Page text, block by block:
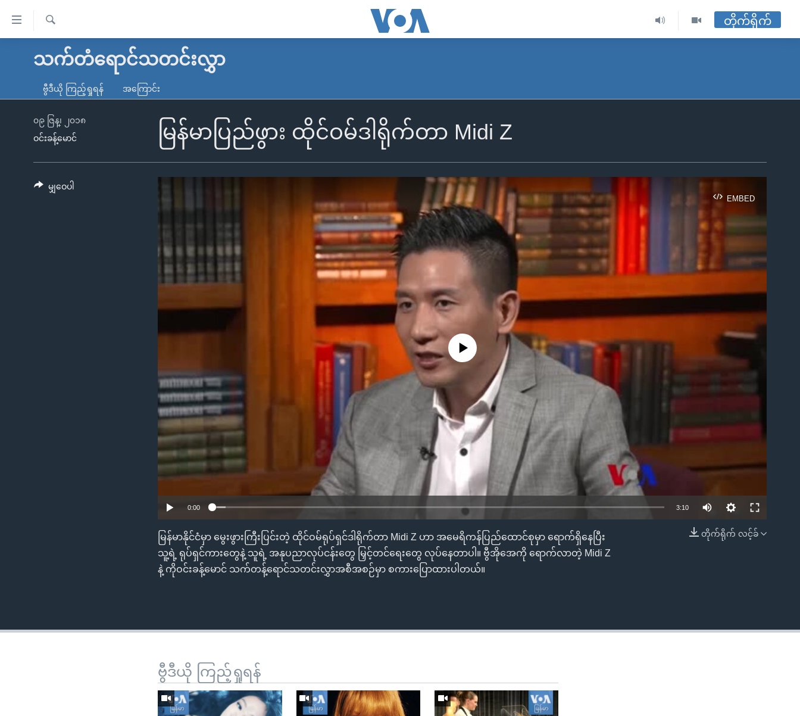
လွယ်ကူ
သည့်
မူလစာမျက်နှာ
ကမ္ဘာ့သတင်းများ
နိုင်ငံတကာ
အမေရိကန်
တရုတ်
အစ္စရေး-ပါလက်စတိုင်း
သတင်းလွတ်လပ်ခွင့်
ရပ်ဝန်းတခု လမ်းတခု အလွန်
အင်္ဂလိပ်စာလေ့လာမယ်
ရ
တိုက်ရိုက်
သက်တံရောင်သတင်းလွှာ
ဗွီဒီယို ကြည့်ရှုရန် အကြောင်း
မြန်မာပြည်ဖွား ထိုင်ဝမ်ဒါရိုက်တာ Midi Z
၀၉ ဇြန္၊ ၂၀၁၈
ဝင်းခန့်မောင်
EMBED
EMBED
No media source currently available
0:00 3:10
တိုက်ရိုက် လင့်ခ်
မြန်မာနိုင်ငံမှာ မွေးဖွားကြီးပြင်းတဲ့ ထိုင်ဝမ်ရုပ်ရှင်ဒါရိုက်တာ Midi Z ဟာ အမေရိကန်ပြည်ထောင်စုမှာ ရောက်ရှိနေပြီး
သူ့ရဲ့ ရုပ်ရှင်ကားတွေနဲ့ သူရဲ့ အနုပညာလုပ်ငန်းတွေ မြှင့်တင်ရေးတွေ လုပ်နေတာပါ။ ဗွီအိုအေကို ရောက်လာတဲ့ Midi Z
နဲ့ ကိုဝင်းခန့်မောင် သက်တန့်ရောင်သတင်းလွှာအစီအစဉ်မှာ စကားပြောထားပါတယ်။
မျှဝေပါ
ဗွီဒီယို ကြည့်ရှုရန်